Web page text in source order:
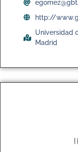
http://
Universidad
Madrid